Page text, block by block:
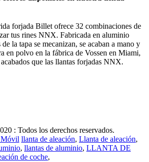
forjada Billet ofrece 32 combinaciones de
tus rines NNX. Fabricada en aluminio
la tapa se mecanizan, se acaban a mano y
en polvo en la fábrica de Vossen en Miami,
que las llantas forjadas NNX.
: Todos los derechos reservados.
llanta de aleación, Llanta de aleación,
, llantas de aluminio, LLANTA DE
de coche,